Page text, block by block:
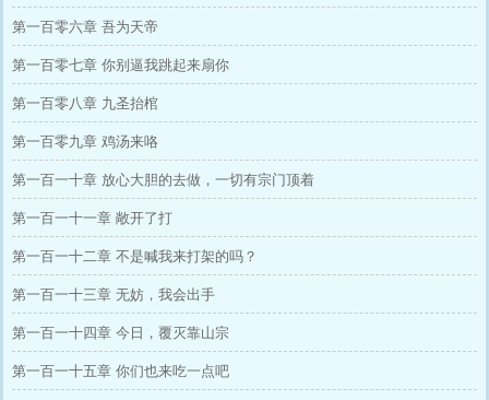
第一百零六章 吾为天帝
第一百零七章 你别逼我跳起来扇你
第一百零八章 九圣抬棺
第一百零九章 鸡汤来咯
第一百一十章 放心大胆的去做，一切有宗门顶着
第一百一十一章 敞开了打
第一百一十二章 不是喊我来打架的吗？
第一百一十三章 无妨，我会出手
第一百一十四章 今日，覆灭靠山宗
第一百一十五章 你们也来吃一点吧